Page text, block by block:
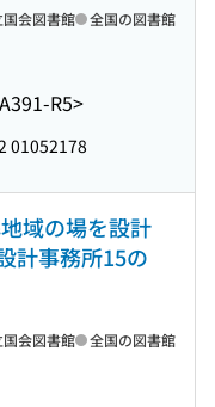
R5>
国会図書館 全国の図書館
01052178
域の場を設計
計事務所15の
国会図書館 全国の図書館